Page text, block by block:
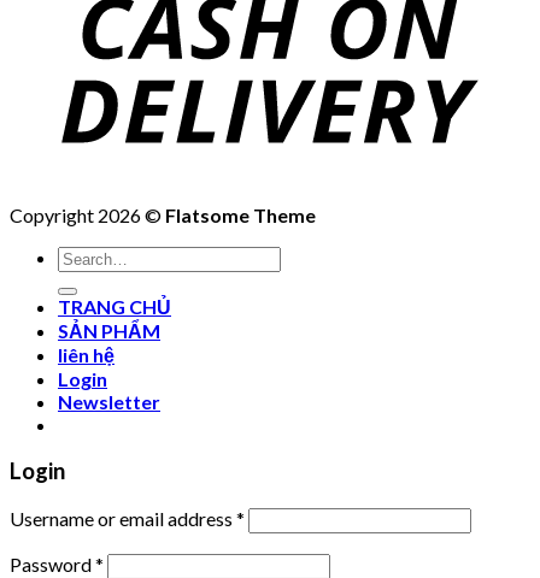
Copyright 2026 © Flatsome Theme
Search
for:
TRANG CHỦ
SẢN PHẨM
liên hệ
Login
Newsletter
Login
Username or email address *
Password*